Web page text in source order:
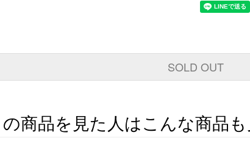
SOLD OUT
の商品を見た人はこんな商品